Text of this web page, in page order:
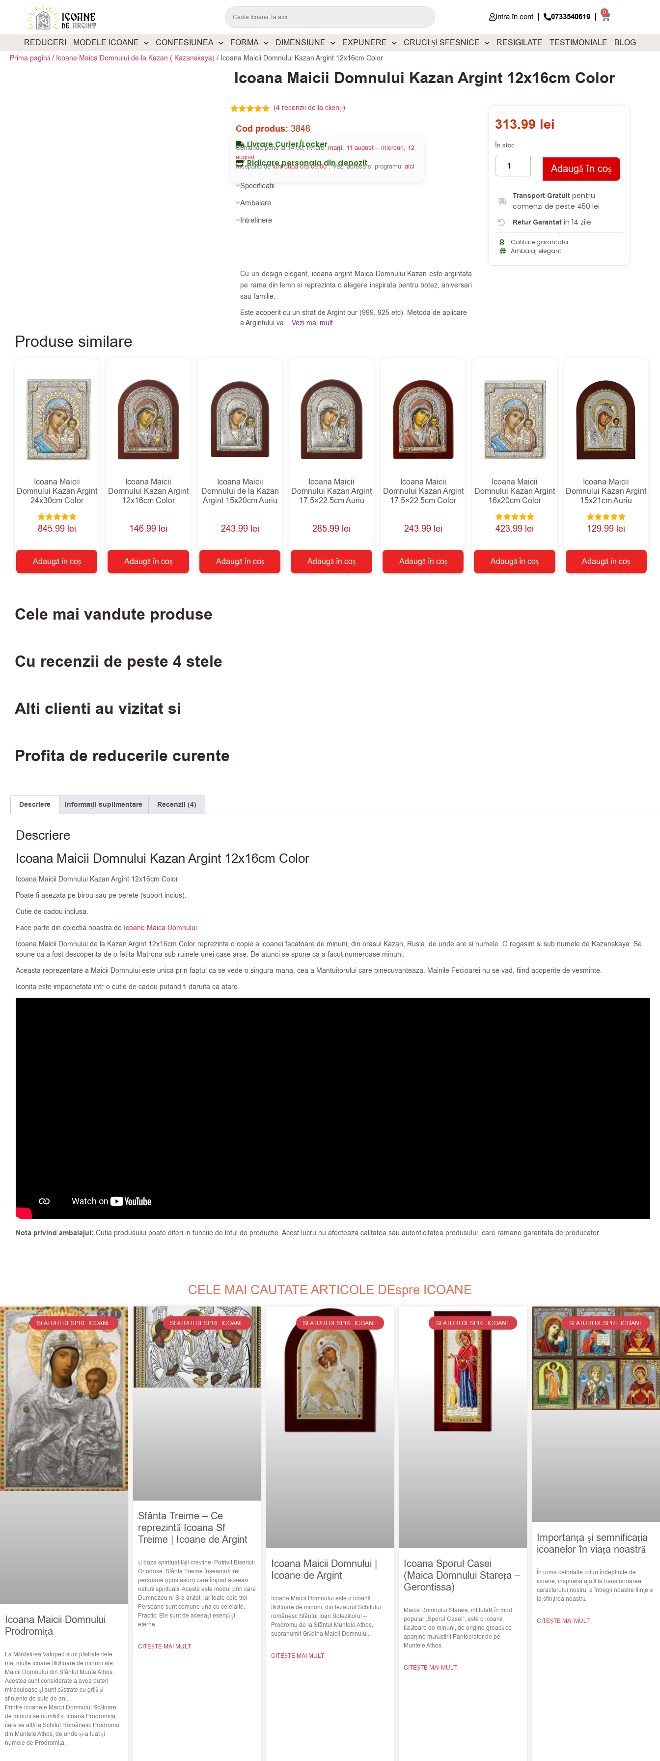
Intra în cont 0733540619 0
REDUCERI MODELE ICOANE CONFESIUNEA FORMA DIMENSIUNE EXPUNERE CRUCI ȘI SFESNICE RESIGILATE TESTIMONIALE BLOG
Prima pagină / Icoane Maica Domnului de la Kazan ( Kazanskaya) / Icoana Maicii Domnului Kazan Argint 12x16cm Color
Icoana Maicii Domnului Kazan Argint 12x16cm Color
5.00din 5
pe baza a
evaluări de
la clienți
(4 recenzii de la clienți)
Cod produs:3848
Livrare Curier/Locker
Comanda pana la 14:00, livrare:marți, 11 august – miercuri, 12
august
Ridicare personala din depozit
Incepand deluni dupa ora 09:00. Vezi adresa si programulaici
Specificatii
Ambalare
Intretinere
313.99 lei
În stoc
Adaugă în coș
Transport Gratuit pentru
comenzi de peste 450 lei
Retur Garantat in 14 zile
Calitate garantata
Ambalaj elegant
Cu un design elegant, icoana argint Maica Domnului Kazan este argintata
pe rama din lemn si reprezinta o alegere inspirata pentru botez, aniversari
sau familie.
Este acoperit cu un strat de Argint pur (999, 925 etc). Metoda de aplicare
a Argintului va...Vezi mai mult
Produse similare
Icoana Maicii
Domnului Kazan Argint
24x30cm Color
Evaluat la
5.00
845.99 lei
Adaugă în coș
Icoana Maicii
Domnului Kazan Argint
12x16cm Color
146.99 lei
Adaugă în coș
Icoana Maicii
Domnului de la Kazan
Argint 15x20cm Auriu
243.99 lei
Adaugă în coș
Icoana Maicii
Domnului Kazan Argint
17.5×22.5cm Auriu
285.99 lei
Adaugă în coș
Icoana Maicii
Domnului Kazan Argint
17.5×22.5cm Color
243.99 lei
Adaugă în coș
Icoana Maicii
Domnului Kazan Argint
16x20cm Color
Evaluat la
5.00
423.99 lei
Adaugă în coș
Icoana Maicii
Domnului Kazan Argint
15x21cm Auriu
Evaluat la
5.00
129.99 lei
Adaugă în coș
Cele mai vandute produse
Cu recenzii de peste 4 stele
Alti clienti au vizitat si
Profita de reducerile curente
Descriere Informații suplimentare Recenzii (4)
Descriere
Icoana Maicii Domnului Kazan Argint 12x16cm Color
Icoana Maicii Domnului Kazan Argint 12x16cm Color
Poate fi asezata pe birou sau pe perete (suport inclus).
Cutie de cadou inclusa.
Face parte din colectia noastra de Icoane Maica Domnului.
Icoana Maicii Domnului de la Kazan Argint 12x16cm Color reprezinta o copie a icoanei facatoare de minuni, din orasul Kazan, Rusia, de unde are si numele. O regasim si sub numele de Kazanskaya. Se
spune ca a fost descoperita de o fetita Matrona sub ruinele unei case arse. De atunci se spune ca a facut numeroase minuni.
Aceasta reprezentare a Maicii Domnului este unica prin faptul ca se vede o singura mana, cea a Mantuitorului care binecuvanteaza. Mainile Fecioarei nu se vad, fiind acoperite de vesminte.
Iconita este impachetata intr-o cutie de cadou putand fi daruita ca atare.
Nota privind ambalajul: Cutia produsului poate diferi in funcție de lotul de productie. Acest lucru nu afecteaza calitatea sau autenticitatea produsului, care ramane garantata de producator.
CELE MAI CAUTATE ARTICOLE DEspre ICOANE
SFATURI DESPRE ICOANE
Icoana Maicii Domnului
Prodromița
La Mănăstirea Vatoped sunt păstrate cele
mai multe icoane făcătoare de minuni ale
Maicii Domnului din Sfântul Munte Athos.
Acestea sunt considerate a avea puteri
miraculoase și sunt păstrate cu grijă și
sfințenie de sute de ani.
Printre icoanele Maicii Domnului făcătoare
de minuni se numără și Icoana Prodromița,
care se află la Schitul Românesc Prodromu
din Muntele Athos, de unde și-a luat și
numele de Prodromița.
SFATURI DESPRE ICOANE
Sfânta Treime – Ce
reprezintă Icoana Sf
Treime | Icoane de Argint
și baza spiritualității creștine. Potrivit Bisericii
Ortodoxe, Sfânta Treime înseamnă trei
persoane (ipostasuri) care împart aceeași
natură spirituală. Acesta este modul prin care
Dumnezeu ni S-a arătat, iar toate cele trei
Persoane sunt comune una cu celelalte.
Practic, Ele sunt de aceeași esență și
eterne.
CITEȘTE MAI MULT
SFATURI DESPRE ICOANE
Icoana Maicii Domnului |
Icoane de Argint
Icoana Maicii Domnului este o icoană
făcătoare de minuni, din tezaurul Schitului
românesc Sfântul Ioan Botezătorul –
Prodromu de la Sfântul Muntele Athos,
supranumit Grădina Maicii Domnului.
CITEȘTE MAI MULT
SFATURI DESPRE ICOANE
Icoana Sporul Casei
(Maica Domnului Stareța –
Gerontissa)
Maica Domnului Stareța, intitulată în mod
popular „Sporul Casei”, este o icoană
făcătoare de minuni, de origine greacă ce
aparține mănăstirii Pantocrator de pe
Muntele Athos.
CITEȘTE MAI MULT
SFATURI DESPRE ICOANE
Importanța și semnificația
icoanelor în viața noastră
În urma celorlalte roluri îndeplinite de
icoane, inspirația ajută la transformarea
caracterului nostru, a întregii noastre fiinţe și
Ia sfinţirea noastră.
CITEȘTE MAI MULT